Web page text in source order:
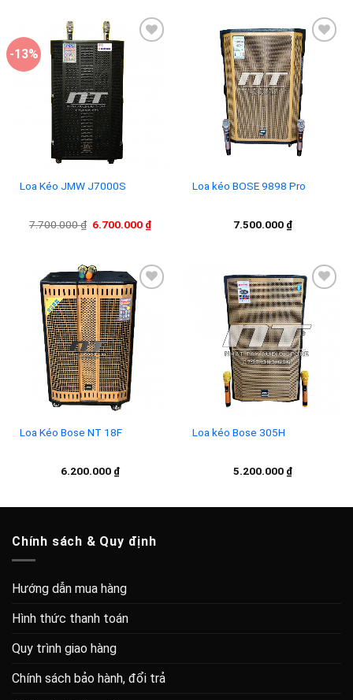
-13%
Loa Kéo JMW J7000S
7.700.000₫ Giá
6.700.000 ₫Giá
6.700.000 ₫.
wishlist
Loa kéo BOSE 9898 Pro
7.500.000 ₫
Add to
wishlist
Loa Kéo Bose NT 18F
6.200.000 ₫
Add to
wishlist
Loa kéo Bose 305H
5.200.000 ₫
Chính sách & Quy định
Hướng dẫn mua hàng
Hình thức thanh toán
Quy trình giao hàng
Chính sách bảo hành, đổi trả